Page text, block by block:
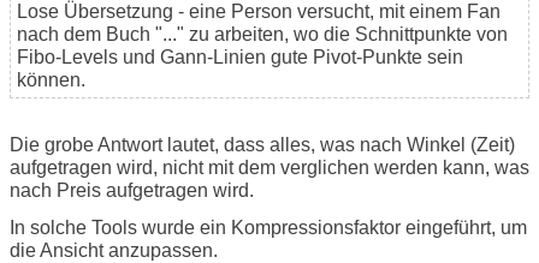
Lose Übersetzung - eine Person versucht, mit einem Fan
nach dem Buch "..." zu arbeiten, wo die Schnittpunkte von
Fibo-Levels und Gann-Linien gute Pivot-Punkte sein
können.
Die grobe Antwort lautet, dass alles, was nach Winkel (Zeit)
aufgetragen wird, nicht mit dem verglichen werden kann, was
nach Preis aufgetragen wird.
In solche Tools wurde ein Kompressionsfaktor eingeführt, um
die Ansicht anzupassen.